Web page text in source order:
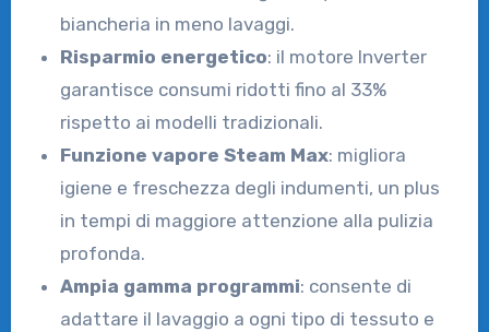
biancheria in meno lavaggi.
Risparmio energetico: il motore Inverter
garantisce consumi ridotti fino al 33%
rispetto ai modelli tradizionali.
Funzione vapore Steam Max: migliora
igiene e freschezza degli indumenti, un plus
in tempi di maggiore attenzione alla pulizia
profonda.
Ampia gamma programmi: consente di
adattare il lavaggio a ogni tipo di tessuto e